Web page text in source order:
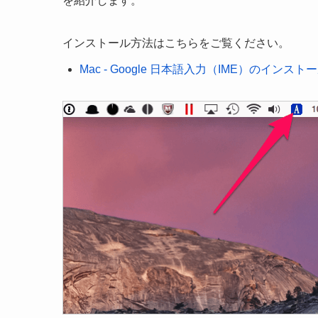
インストール方法はこちらをご覧ください。
Mac - Google 日本語入力（IME）のインスト